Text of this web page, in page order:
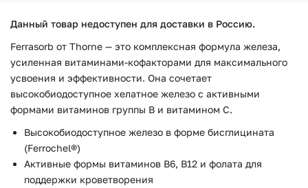
Данный товар недоступен для доставки в Россию.
Ferrasorb от Thorne — это комплексная формула железа,
усиленная витаминами-кофакторами для максимального
усвоения и эффективности. Она сочетает
высокобиодоступное хелатное железо с активными
формами витаминов группы B и витамином C.
Высокобиодоступное железо в форме бисглицината
(Ferrochel®)
Активные формы витаминов B6, B12 и фолата для
поддержки кроветворения